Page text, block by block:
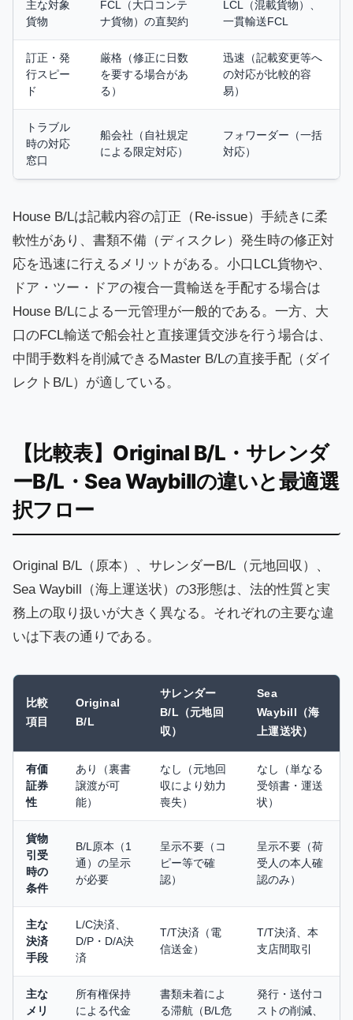
主な対象
貨物
FCL（大口コンテ
ナ貨物）の直契約
LCL（混載貨物）、
一貫輸送FCL
訂正・発
行スピー
ド
厳格（修正に日数
を要する場合があ
る）
迅速（記載変更等へ
の対応が比較的容
易）
トラブル
時の対応
窓口
船会社（自社規定
による限定対応）
フォワーダー（一括
対応）
House B/Lは記載内容の訂正（Re-issue）手続きに柔
軟性があり、書類不備（ディスクレ）発生時の修正対
応を迅速に行えるメリットがある。小口LCL貨物や、
ドア・ツー・ドアの複合一貫輸送を手配する場合は
House B/Lによる一元管理が一般的である。一方、大
口のFCL輸送で船会社と直接運賃交渉を行う場合は、
中間手数料を削減できるMaster B/Lの直接手配（ダイ
レクトB/L）が適している。
【比較表】Original B/L・サレンダ
ーB/L・Sea Waybillの違いと最適選
択フロー
Original B/L（原本）、サレンダーB/L（元地回収）、
Sea Waybill（海上運送状）の3形態は、法的性質と実
務上の取り扱いが大きく異なる。それぞれの主要な違
いは下表の通りである。
比較
項目
Original
B/L
サレンダー
B/L（元地回
収）
Sea
Waybill（海
上運送状）
有価
証券
性
あり（裏書
譲渡が可
能）
なし（元地回
収により効力
喪失）
なし（単なる
受領書・運送
状）
貨物
引受
時の
条件
B/L原本（1
通）の呈示
が必要
呈示不要（コ
ピー等で確
認）
呈示不要（荷
受人の本人確
認のみ）
主な
決済
手段
L/C決済、
D/P・D/A決
済
T/T決済（電
信送金）
T/T決済、本
支店間取引
主な
メリ
所有権保持
による代金
書類未着によ
る滞航（B/L危
発行・送付コ
ストの削減、